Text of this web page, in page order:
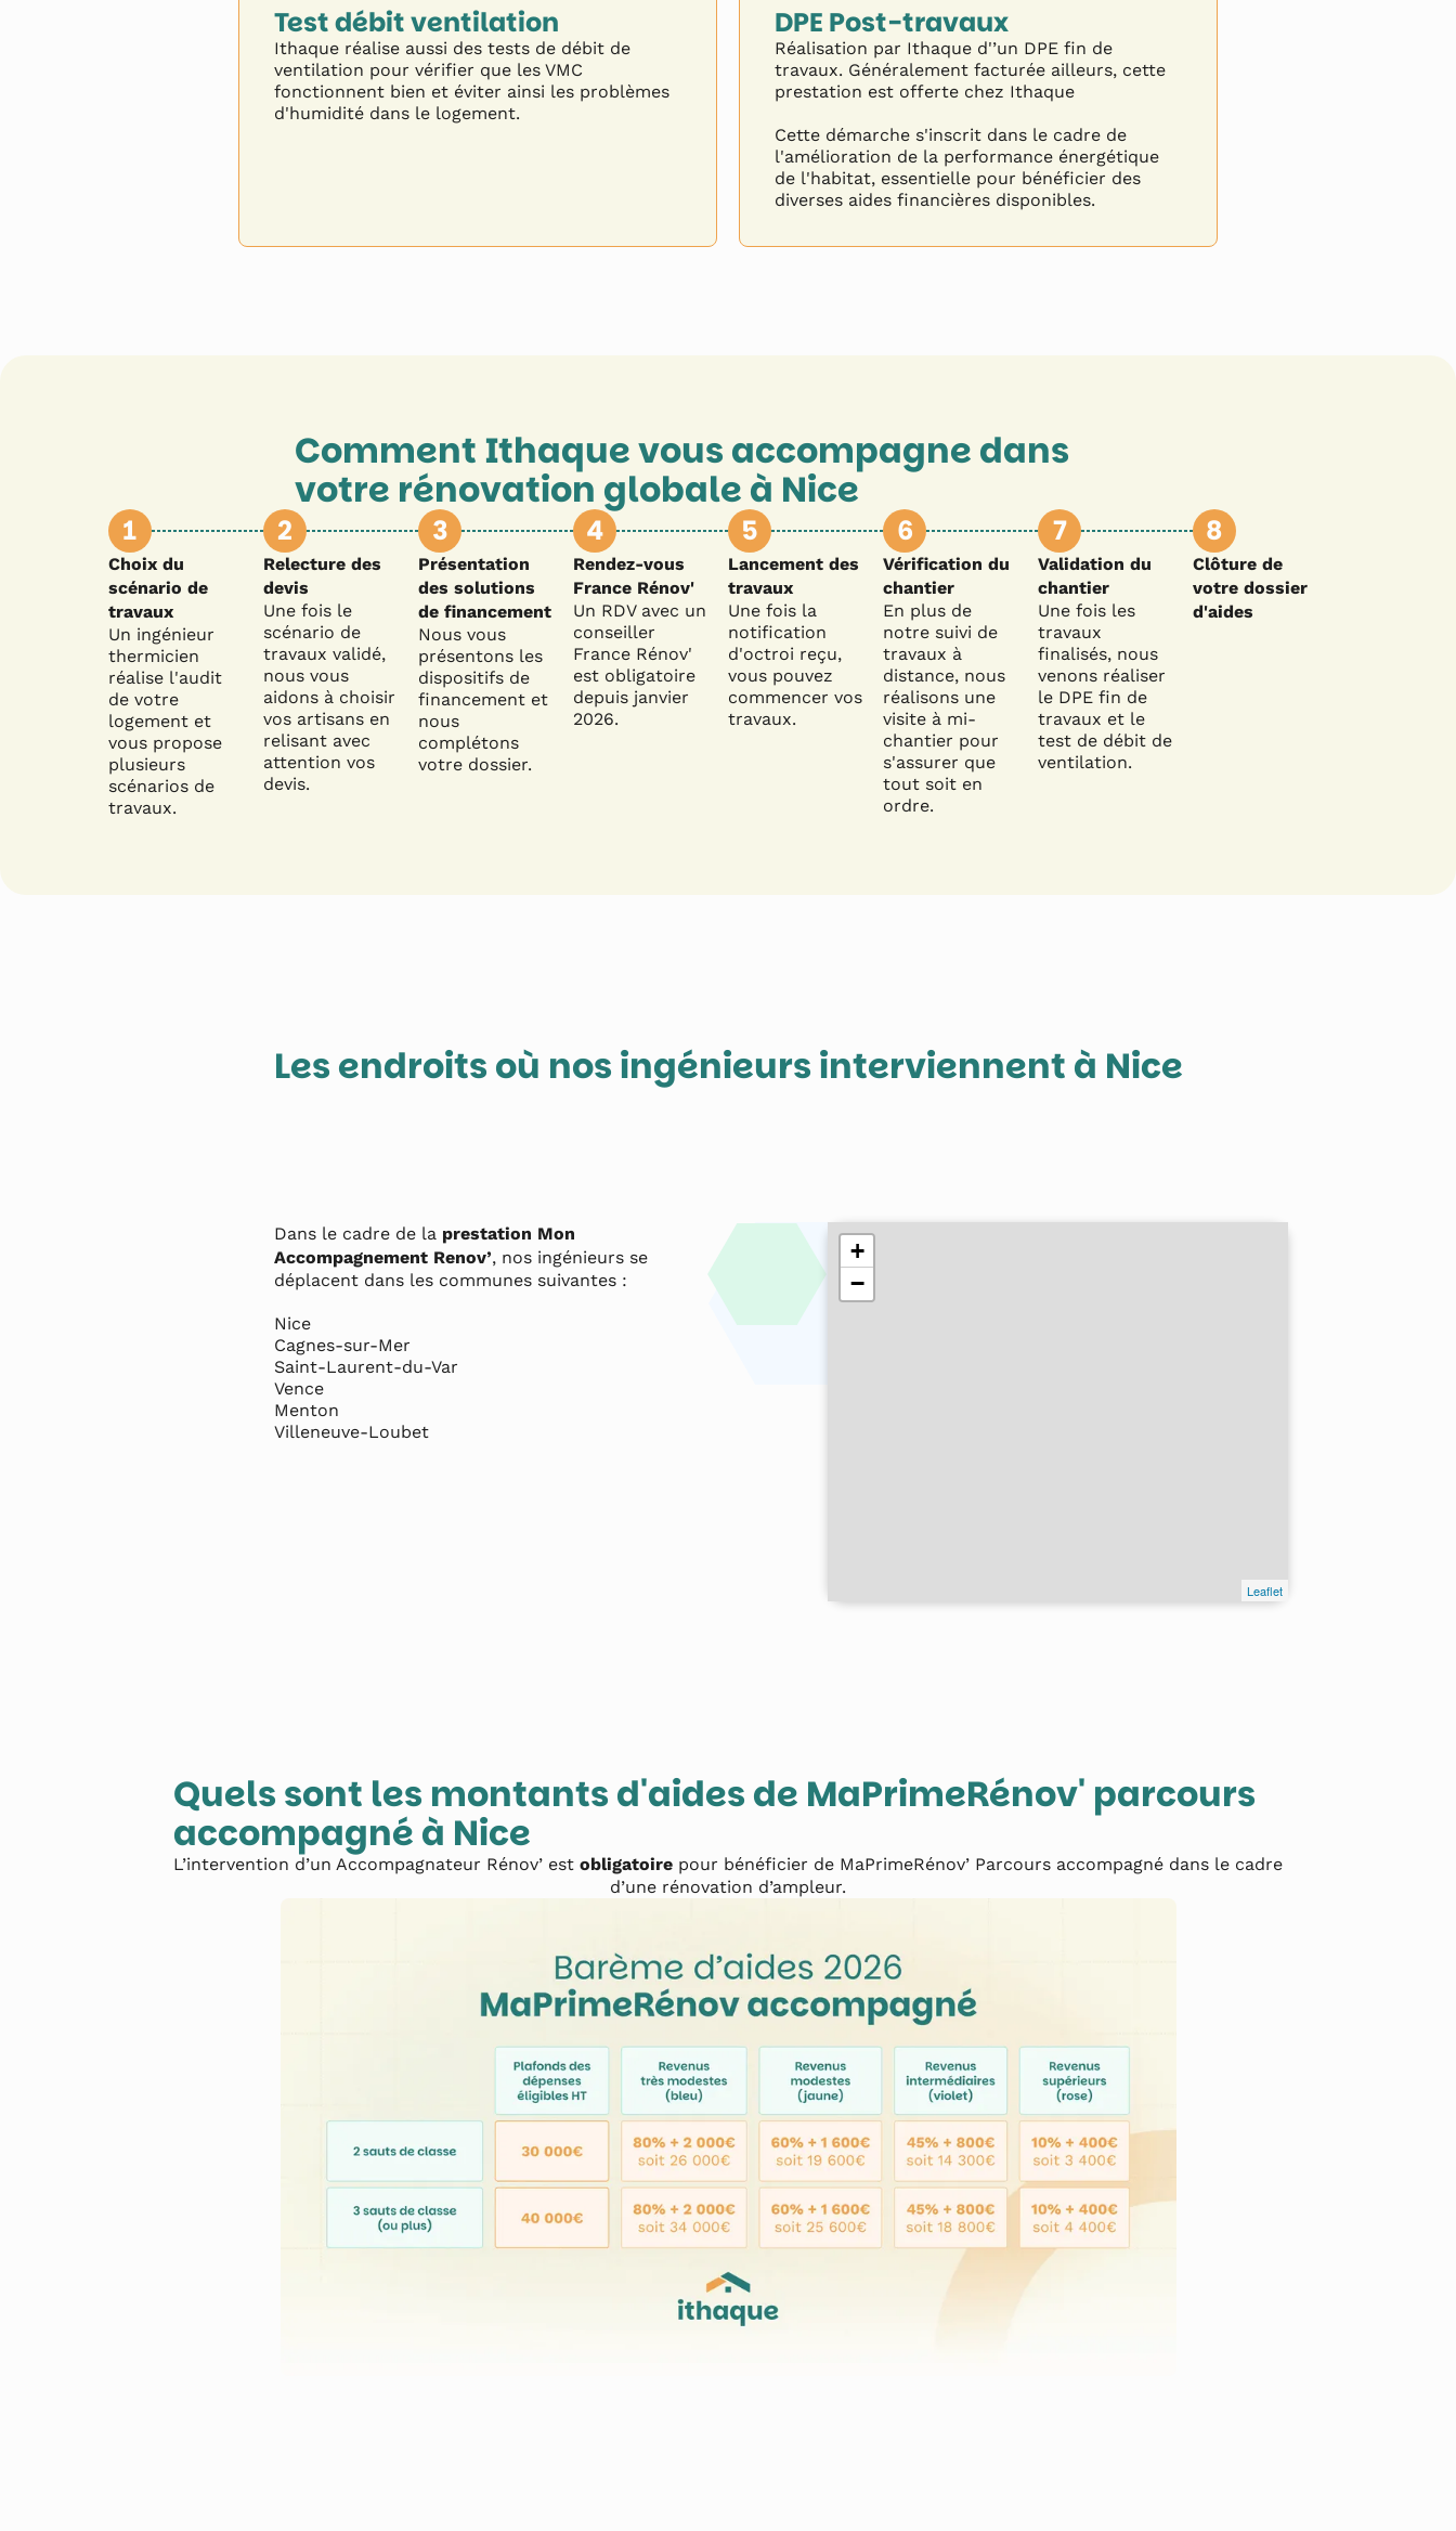
Test débit ventilation
Ithaque réalise aussi des tests de débit de
ventilation pour vérifier que les VMC
fonctionnent bien et éviter ainsi les problèmes
d'humidité dans le logement.
DPE Post-travaux
Réalisation par Ithaque d'’un DPE fin de
travaux. Généralement facturée ailleurs, cette
prestation est offerte chez Ithaque
Cette démarche s'inscrit dans le cadre de
l'amélioration de la performance énergétique
de l'habitat, essentielle pour bénéficier des
diverses aides financières disponibles.
Comment Ithaque vous accompagne dans
votre rénovation globale à Nice
1
Choix du
scénario de
travaux
Un ingénieur
thermicien
réalise l'audit
de votre
logement et
vous propose
plusieurs
scénarios de
travaux.
2
Relecture des
devis
Une fois le
scénario de
travaux validé,
nous vous
aidons à choisir
vos artisans en
relisant avec
attention vos
devis.
3
Présentation
des solutions
de financement
Nous vous
présentons les
dispositifs de
financement et
nous
complétons
votre dossier.
4
Rendez-vous
France Rénov'
Un RDV avec un
conseiller
France Rénov'
est obligatoire
depuis janvier
2026.
5
Lancement des
travaux
Une fois la
notification
d'octroi reçu,
vous pouvez
commencer vos
travaux.
6
Vérification du
chantier
En plus de
notre suivi de
travaux à
distance, nous
réalisons une
visite à mi-
chantier pour
s'assurer que
tout soit en
ordre.
7
Validation du
chantier
Une fois les
travaux
finalisés, nous
venons réaliser
le DPE fin de
travaux et le
test de débit de
ventilation.
8
Clôture de
votre dossier
d'aides
Les endroits où nos ingénieurs interviennent à Nice
Dans le cadre de la prestation Mon
Accompagnement Renov’, nos ingénieurs se
déplacent dans les communes suivantes :
Nice
Cagnes-sur-Mer
Saint-Laurent-du-Var
Vence
Menton
Villeneuve-Loubet
+
−
Leaflet
Quels sont les montants d'aides de MaPrimeRénov' parcours
accompagné à Nice
L’intervention d’un Accompagnateur Rénov’ est obligatoire pour bénéficier de MaPrimeRénov’ Parcours accompagné dans le cadre
d’une rénovation d’ampleur.